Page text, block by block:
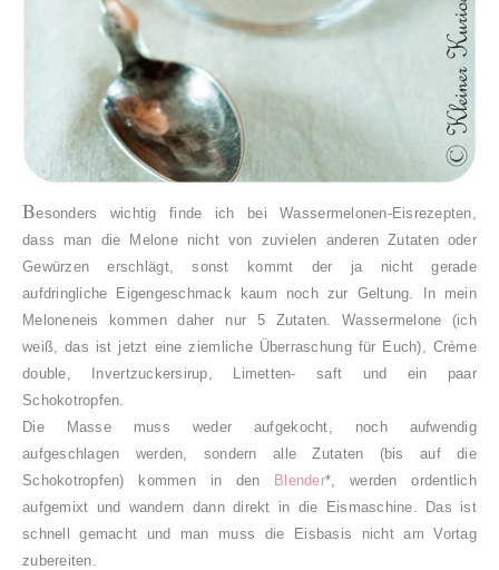
Besonders wichtig finde ich bei Wassermelonen-Eisrezepten,
dass man die Melone nicht von zuvielen anderen Zutaten oder
Gewürzen erschlägt, sonst kommt der ja nicht gerade
aufdringliche Eigengeschmack kaum noch zur Geltung. In mein
Meloneneis kommen daher nur 5 Zutaten. Wassermelone (ich
weiß, das ist jetzt eine ziemliche Überraschung für Euch), Crème
double, Invertzuckersirup, Limetten- saft und ein paar
Schokotropfen.
Die Masse muss weder aufgekocht, noch aufwendig
aufgeschlagen werden, sondern alle Zutaten (bis auf die
Schokotropfen) kommen in den
Blender*, werden ordentlich
aufgemixt und wandern dann direkt in die Eismaschine. Das ist
schnell gemacht und man muss die Eisbasis nicht am Vortag
zubereiten.